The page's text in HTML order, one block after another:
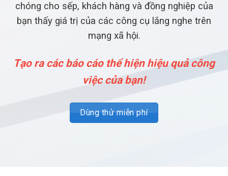
chóng cho sếp, khách hàng và đồng nghiệp của
bạn thấy giá trị của các công cụ lắng nghe trên
mạng xã hội.
Tạo ra các báo cáo thể hiện hiệu quả công
việc của bạn!
Dùng thử miễn phí